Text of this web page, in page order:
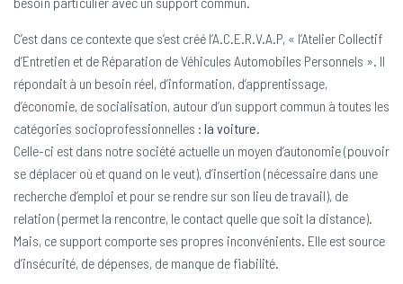
C’est dans ce contexte que s’est créé l’A.C.E.R.V.A.P, « l’Atelier Collectif
d’Entretien et de Réparation de Véhicules Automobiles Personnels ». Il
répondait à un besoin réel, d’information, d’apprentissage,
d’économie, de socialisation, autour d’un support commun à toutes les
catégories socioprofessionnelles : la voiture
Celle-ci est dans notre société actuelle un moyen d’autonomie (pouvoir
se déplacer où et quand on le veut), d’insertion (nécessaire dans une
recherche d’emploi et pour se rendre sur son lieu de travail), de
relation (permet la rencontre, le contact quelle que soit la distance).
Mais, ce support comporte ses propres inconvénients. Elle est source
d’insécurité, de dépenses, de manque de fiabilité.